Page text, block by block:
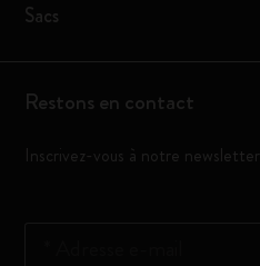
Sacs
Restons en contact
Inscrivez-vous à notre newsletter